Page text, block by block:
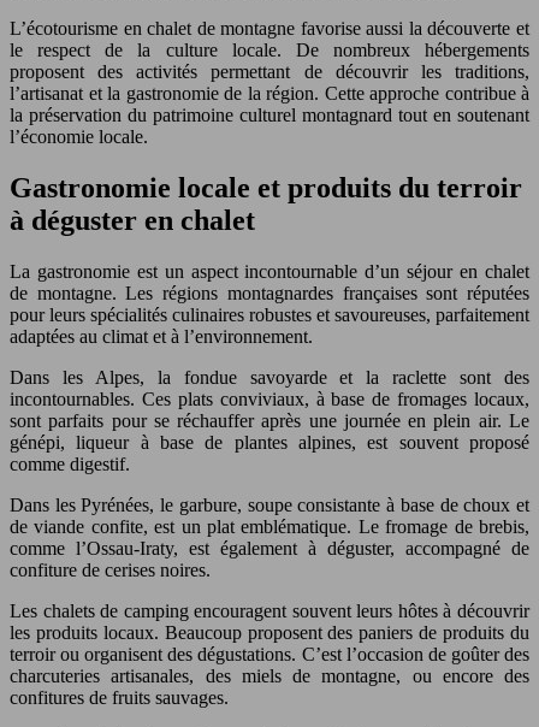
L’écotourisme en chalet de montagne favorise aussi la découverte et
le respect de la culture locale. De nombreux hébergements
proposent des activités permettant de découvrir les traditions,
l’artisanat et la gastronomie de la région. Cette approche contribue à
la préservation du patrimoine culturel montagnard tout en soutenant
l’économie locale.
Gastronomie locale et produits du terroir
à déguster en chalet
La gastronomie est un aspect incontournable d’un séjour en chalet
de montagne. Les régions montagnardes françaises sont réputées
pour leurs spécialités culinaires robustes et savoureuses, parfaitement
adaptées au climat et à l’environnement.
Dans les Alpes, la fondue savoyarde et la raclette sont des
incontournables. Ces plats conviviaux, à base de fromages locaux,
sont parfaits pour se réchauffer après une journée en plein air. Le
génépi, liqueur à base de plantes alpines, est souvent proposé
comme digestif.
Dans les Pyrénées, le garbure, soupe consistante à base de choux et
de viande confite, est un plat emblématique. Le fromage de brebis,
comme l’Ossau-Iraty, est également à déguster, accompagné de
confiture de cerises noires.
Les chalets de camping encouragent souvent leurs hôtes à découvrir
les produits locaux. Beaucoup proposent des paniers de produits du
terroir ou organisent des dégustations. C’est l’occasion de goûter des
charcuteries artisanales, des miels de montagne, ou encore des
confitures de fruits sauvages.